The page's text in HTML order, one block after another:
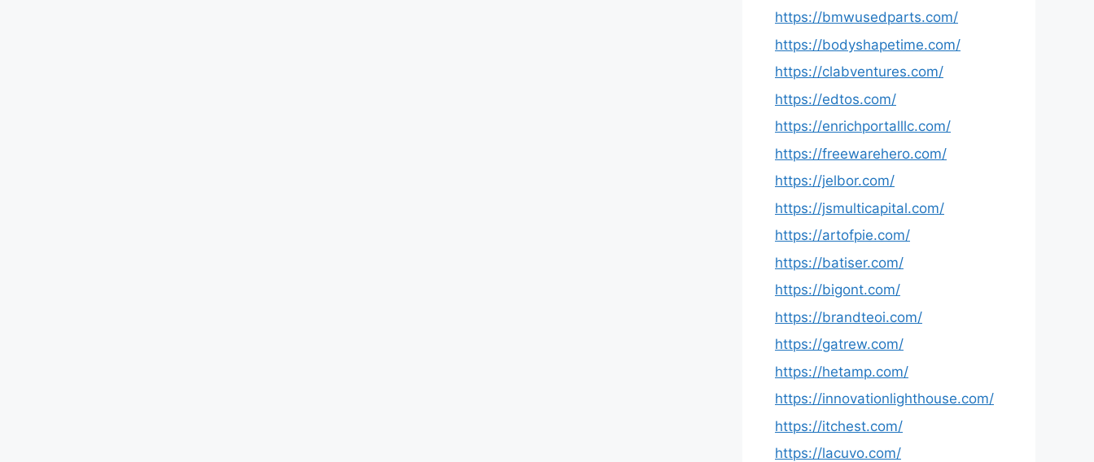
https://bmwusedparts.com/
https://bodyshapetime.com/
https://clabventures.com/
https://edtos.com/
https://enrichportalllc.com/
https://freewarehero.com/
https://jelbor.com/
https://jsmulticapital.com/
https://artofpie.com/
https://batiser.com/
https://bigont.com/
https://brandteoi.com/
https://gatrew.com/
https://hetamp.com/
https://innovationlighthouse.com/
https://itchest.com/
https://lacuvo.com/